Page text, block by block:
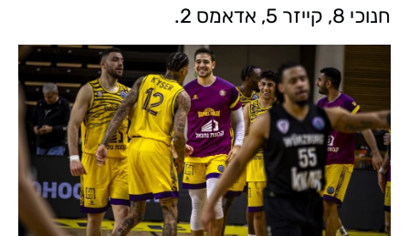
חנוכי 8, קייזר 5, אדאמס 2.